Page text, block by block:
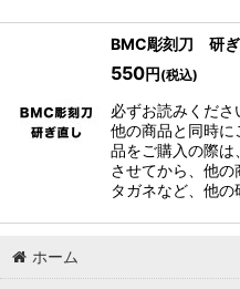
BMC彫刻刀 研ぎ
550円 (税込)
必ずお読みくださ
他の商品と同時
品をご購入の際は
させてから、他
タガネなど、他
ホーム